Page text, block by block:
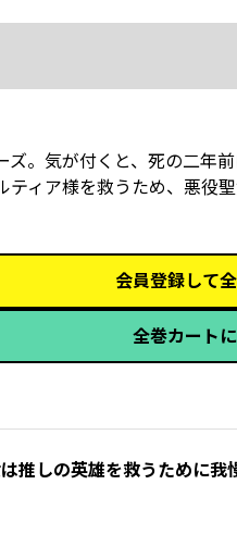
。気が付くと、死の二年
ィア様を救うため、悪役
会員登録して
全巻カート
しの英雄を救うために我